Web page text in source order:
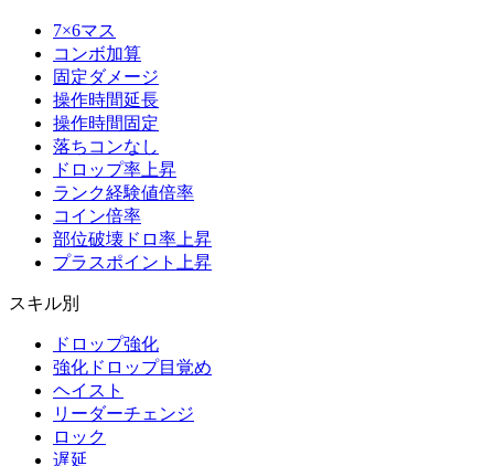
7×6マス
コンボ加算
固定ダメージ
操作時間延長
操作時間固定
落ちコンなし
ドロップ率上昇
ランク経験値倍率
コイン倍率
部位破壊ドロ率上昇
プラスポイント上昇
スキル別
ドロップ強化
強化ドロップ目覚め
ヘイスト
リーダーチェンジ
ロック
遅延